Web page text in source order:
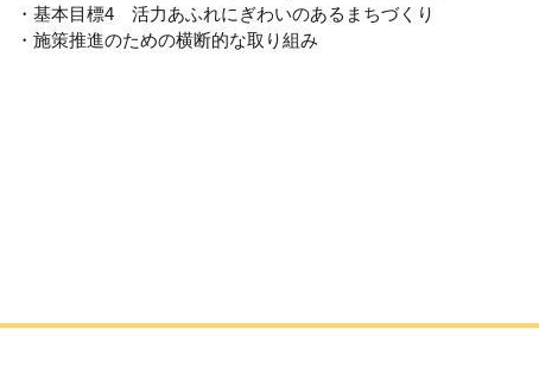
・基本目標4 活力あふれにぎわいのあるまちづくり
・施策推進のための横断的な取り組み